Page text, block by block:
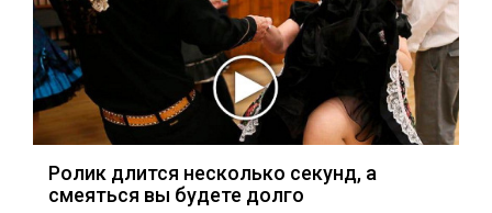
Ролик длится несколько секунд, а
смеяться вы будете долго